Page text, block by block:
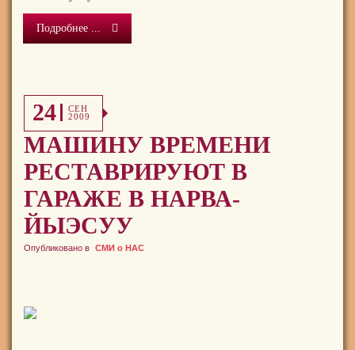
Подробнее ...
24
СЕН
2009
МАШИНУ ВРЕМЕНИ
РЕСТАВРИРУЮТ В
ГАРАЖЕ В НАРВА-
ЙЫЭСУУ
Опубликовано в СМИ о НАС